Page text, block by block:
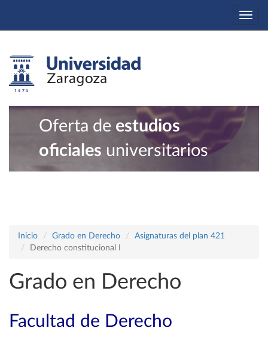
Oferta de estudios
oficiales universitarios
Inicio Grado en Derecho
Asignaturas del plan 421
Derecho constitucional I
Grado en Derecho
Facultad de Derecho